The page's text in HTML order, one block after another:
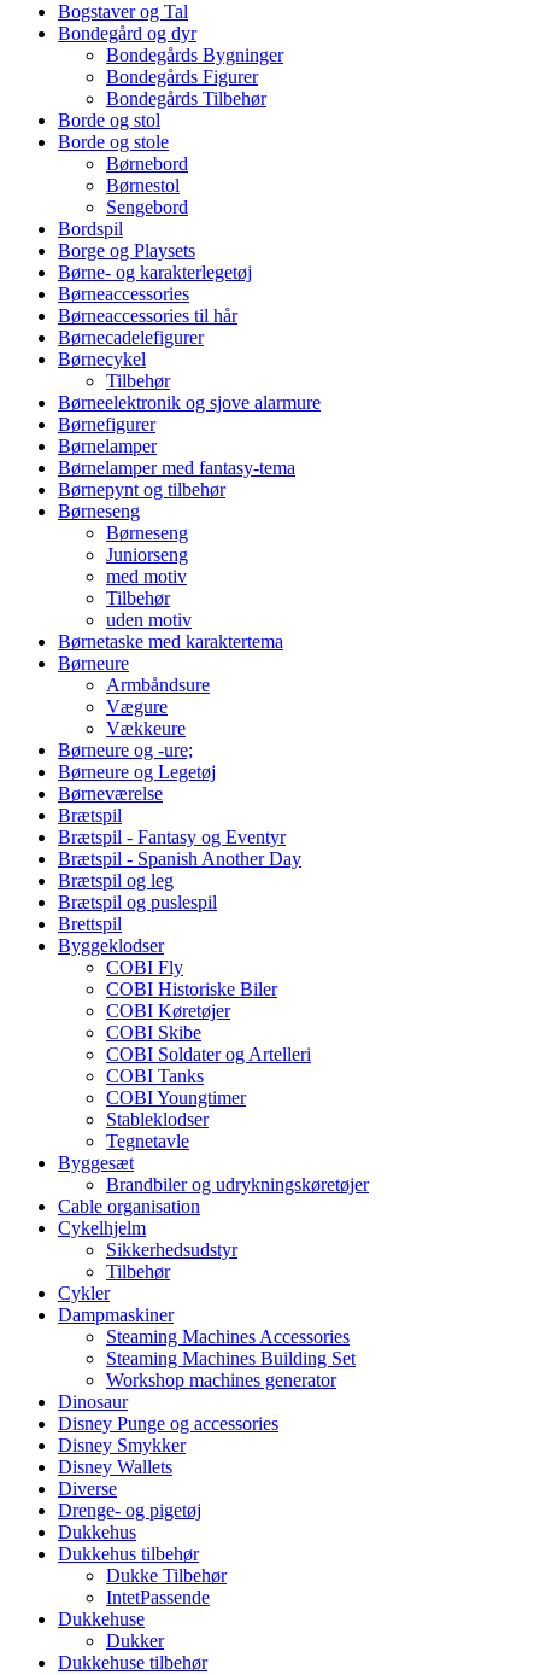
Bogstaver og Tal
Bondegård og dyr
Bondegårds Bygninger
Bondegårds Figurer
Bondegårds Tilbehør
Borde og stol
Borde og stole
Børnebord
Børnestol
Sengebord
Bordspil
Borge og Playsets
Børne- og karakterlegetøj
Børneaccessories
Børneaccessories til hår
Børnecadelefigurer
Børnecykel
Tilbehør
Børneelektronik og sjove alarmure
Børnefigurer
Børnelamper
Børnelamper med fantasy-tema
Børnepynt og tilbehør
Børneseng
Børneseng
Juniorseng
med motiv
Tilbehør
uden motiv
Børnetaske med karaktertema
Børneure
Armbåndsure
Vægure
Vækkeure
Børneure og -ure;
Børneure og Legetøj
Børneværelse
Brætspil
Brætspil - Fantasy og Eventyr
Brætspil - Spanish Another Day
Brætspil og leg
Brætspil og puslespil
Brettspil
Byggeklodser
COBI Fly
COBI Historiske Biler
COBI Køretøjer
COBI Skibe
COBI Soldater og Artelleri
COBI Tanks
COBI Youngtimer
Stableklodser
Tegnetavle
Byggesæt
Brandbiler og udrykningskøretøjer
Cable organisation
Cykelhjelm
Sikkerhedsudstyr
Tilbehør
Cykler
Dampmaskiner
Steaming Machines Accessories
Steaming Machines Building Set
Workshop machines generator
Dinosaur
Disney Punge og accessories
Disney Smykker
Disney Wallets
Diverse
Drenge- og pigetøj
Dukkehus
Dukkehus tilbehør
Dukke Tilbehør
IntetPassende
Dukkehuse
Dukker
Dukkehuse tilbehør